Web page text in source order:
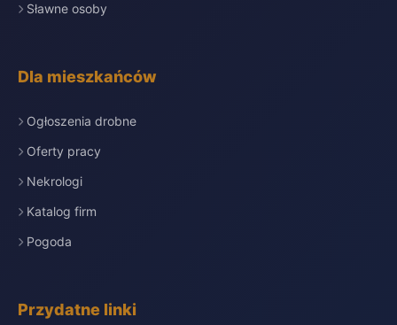
Sławne osoby
Dla mieszkańców
Ogłoszenia drobne
Oferty pracy
Nekrologi
Katalog firm
Pogoda
Przydatne linki